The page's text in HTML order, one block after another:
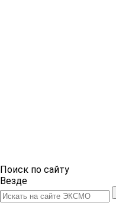
Поиск по сайту
Везде